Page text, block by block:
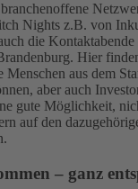
Nights z.B. von
die
Hier
aus dem
aber auch
gute Möglichkeit,
auf den
– ganz